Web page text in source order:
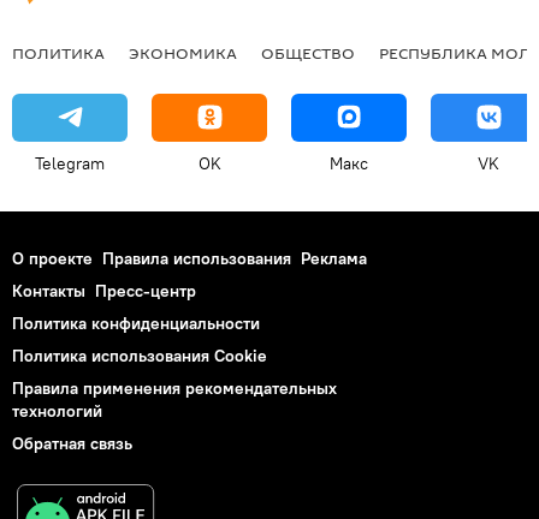
ПОЛИТИКА ЭКОНОМИКА ОБЩЕСТВО РЕСПУБЛИКА
Telegram OK Макс VK
О проекте Правила использования Реклама
Контакты Пресс-центр
Политика конфиденциальности
Политика использования Cookie
Правила применения рекомендательных
технологий
Обратная связь